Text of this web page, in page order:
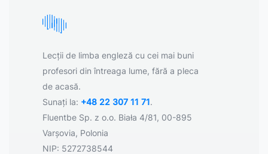
Lecții de limba engleză cu cei mai buni
profesori din întreaga lume, fără a pleca
de acasă.
Sunați la: +48 22 307 11 71.
Fluentbe Sp. z o.o. Biała 4/81, 00-895
Varșovia, Polonia
NIP: 5272738544